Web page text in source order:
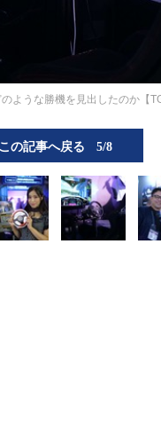
ような勝機を見出したのか【
この記事へ戻る 5/8